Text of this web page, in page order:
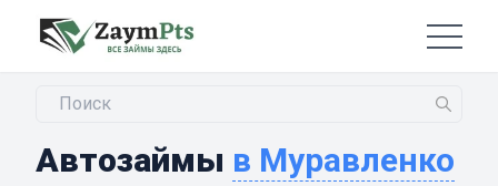
Автозаймы в Муравленко